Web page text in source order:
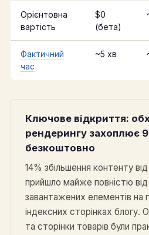
Орієнтовна
вартість
$0
(бета)
Фактичний
час
~5 хв
Ключове відкриття:
рендерингу захоплює
безкоштовно
14% збільшення контенту
прийшло майже повністю
завантажених елементів на
індексних сторінках блогу.
та сторінки товарів були